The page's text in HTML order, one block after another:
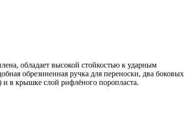
обладает высокой стойкостью к ударным
обрезиненная ручка для переноски, два боковых
в крышке слой рифлёного поропласта.